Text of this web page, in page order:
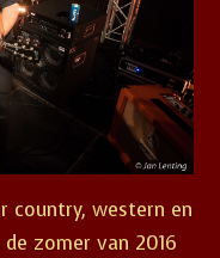
country, western en
zomer van 2016